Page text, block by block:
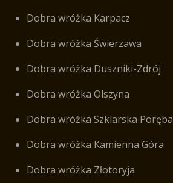
Dobra wróżka Karpacz
Dobra wróżka Świerzawa
Dobra wróżka Duszniki-Zdrój
Dobra wróżka Olszyna
Dobra wróżka Szklarska Poręba
Dobra wróżka Kamienna Góra
Dobra wróżka Złotoryja